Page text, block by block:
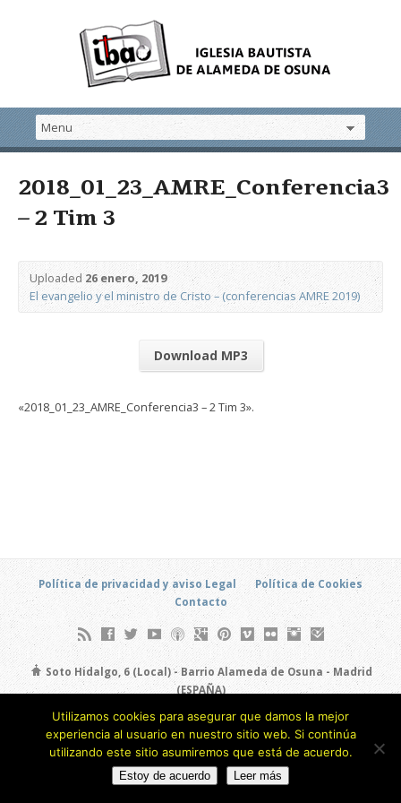
2018_01_23_AMRE_Conferencia3
– 2 Tim 3
Uploaded26 enero, 2019
El evangelio y el ministro de Cristo – (conferencias AMRE 2019)
Download MP3
«2018_01_23_AMRE_Conferencia3 – 2 Tim 3».
Política de privacidad y aviso Legal
Política de Cookies
Contacto
Soto Hidalgo, 6 (Local) - Barrio Alameda de Osuna - Madrid
(ESPAÑA)
Copyright © 2026
Utilizamos cookies para asegurar que damos la mejor
experiencia al usuario en nuestro sitio web. Si continúa
utilizando este sitio asumiremos que está de acuerdo.
Estoy de acuerdo Leer más